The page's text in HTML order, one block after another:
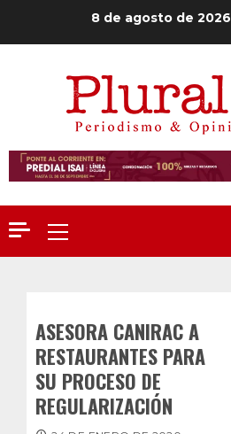
8 de agosto de 2026
Menú
principal
ASESORA CANIRAC A
RESTAURANTES PARA
SU PROCESO DE
REGULARIZACIÓN